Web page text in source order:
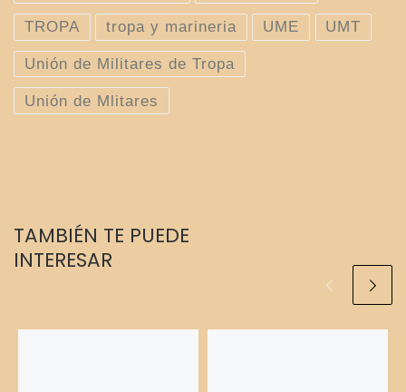
TROPA tropa y marineria UME UMT
Unión de Militares de Tropa
Unión de Mlitares
TAMBIÉN TE PUEDE
INTERESAR